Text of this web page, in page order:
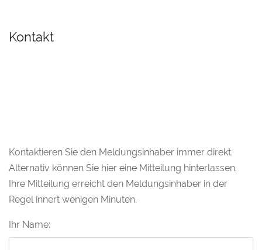
Kontakt
Kontaktieren Sie den Meldungsinhaber immer direkt.
Alternativ können Sie hier eine Mitteilung hinterlassen.
Ihre Mitteilung erreicht den Meldungsinhaber in der
Regel innert wenigen Minuten.
Ihr Name: